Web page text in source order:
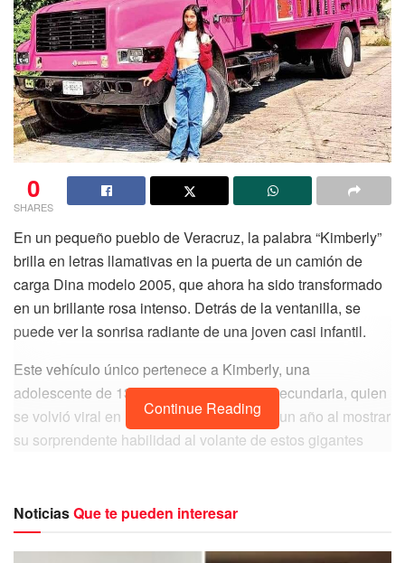
0
SHARES
En un pequeño pueblo de Veracruz, la palabra “Kimberly”
brilla en letras llamativas en la puerta de un camión de
carga Dina modelo 2005, que ahora ha sido transformado
en un brillante rosa intenso. Detrás de la ventanilla, se
puede ver la sonrisa radiante de una joven casi infantil.
Este vehículo único pertenece a Kimberly, una
adolescente de 13 años y estudiante de secundaria, quien
se volvió viral en las redes sociales hace un año al mostrar
su sorprendente habilidad al volante de estos gigantes
Continue Reading
NoticiasQue te pueden interesar